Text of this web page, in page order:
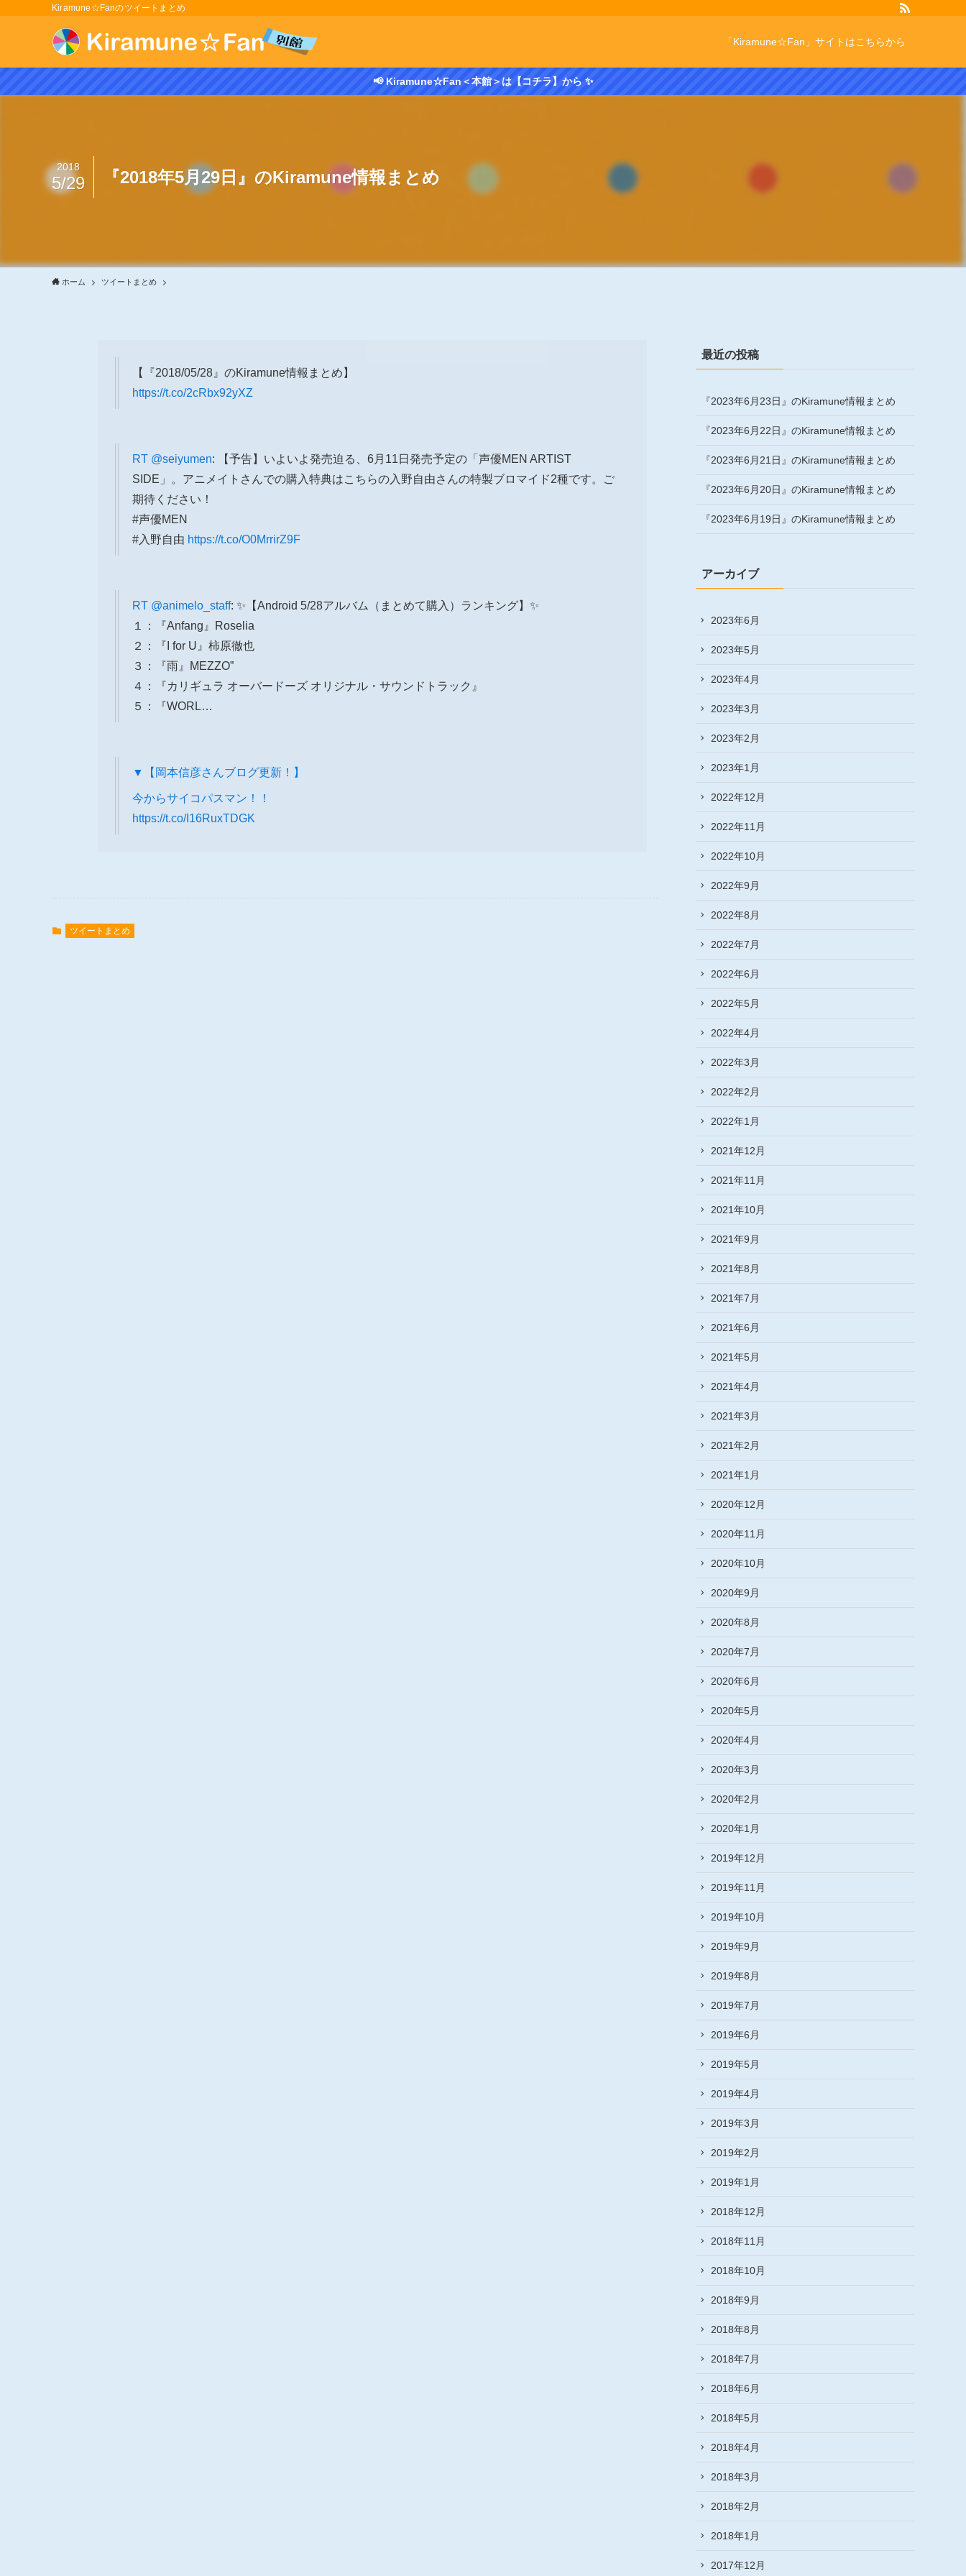
Kiramune☆Fanのツイートまとめ
「Kiramune☆Fan」サイトはこちらから
📢 Kiramune☆Fan＜本館＞は【コチラ】から ✨
『2018年5月29日』のKiramune情報まとめ
2018
5/29
ホーム ツイートまとめ
【『2018/05/28』のKiramune情報まとめ】
https://t.co/2cRbx92yXZ
RT @seiyumen: 【予告】いよいよ発売迫る、6月11日発売予定の「声優MEN ARTIST
SIDE」。アニメイトさんでの購入特典はこちらの入野自由さんの特製ブロマイド2種です。ご
期待ください！
#声優MEN
#入野自由 https://t.co/O0MrrirZ9F
RT @animelo_staff: ✨【Android 5/28アルバム（まとめて購入）ランキング】✨
１：『Anfang』Roselia
２：『I for U』柿原徹也
３：『雨』MEZZO”
４：『カリギュラ オーバードーズ オリジナル・サウンドトラック』
５：『WORL…
▼【岡本信彦さんブログ更新！】
今からサイコパスマン！！
https://t.co/I16RuxTDGK
ツイートまとめ
最近の投稿
『2023年6月23日』のKiramune情報まとめ
『2023年6月22日』のKiramune情報まとめ
『2023年6月21日』のKiramune情報まとめ
『2023年6月20日』のKiramune情報まとめ
『2023年6月19日』のKiramune情報まとめ
アーカイブ
2023年6月
2023年5月
2023年4月
2023年3月
2023年2月
2023年1月
2022年12月
2022年11月
2022年10月
2022年9月
2022年8月
2022年7月
2022年6月
2022年5月
2022年4月
2022年3月
2022年2月
2022年1月
2021年12月
2021年11月
2021年10月
2021年9月
2021年8月
2021年7月
2021年6月
2021年5月
2021年4月
2021年3月
2021年2月
2021年1月
2020年12月
2020年11月
2020年10月
2020年9月
2020年8月
2020年7月
2020年6月
2020年5月
2020年4月
2020年3月
2020年2月
2020年1月
2019年12月
2019年11月
2019年10月
2019年9月
2019年8月
2019年7月
2019年6月
2019年5月
2019年4月
2019年3月
2019年2月
2019年1月
2018年12月
2018年11月
2018年10月
2018年9月
2018年8月
2018年7月
2018年6月
2018年5月
2018年4月
2018年3月
2018年2月
2018年1月
2017年12月